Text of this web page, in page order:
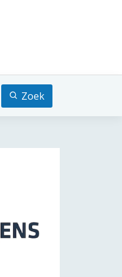
Zoek